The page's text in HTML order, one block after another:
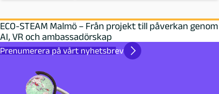
ECO-STEAM Malmö – Från projekt till påverkan genom
AI, VR och ambassadörskap
Prenumerera på vårt nyhetsbrev